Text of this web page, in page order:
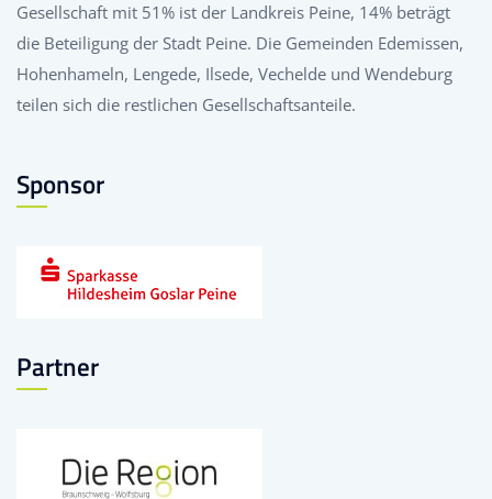
Gesellschaft mit 51% ist der Landkreis Peine, 14% beträgt
die Beteiligung der Stadt Peine. Die Gemeinden Edemissen,
Hohenhameln, Lengede, Ilsede, Vechelde und Wendeburg
teilen sich die restlichen Gesellschaftsanteile.
Sponsor
Partner